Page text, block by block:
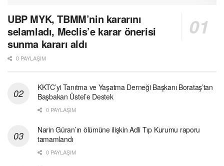
UBP MYK, TBMM’nin kararını
selamladı, Meclis’e karar önerisi
sunma kararı aldı
0 PAYLAŞIM
KKTC’yi Tanıtma ve Yaşatma Derneği Başkanı Borataş’tan
Başbakan Üstel’e Destek
0 PAYLAŞIM
Narin Güran’ın ölümüne ilişkin Adli Tıp Kurumu raporu
tamamlandı
0 PAYLAŞIM